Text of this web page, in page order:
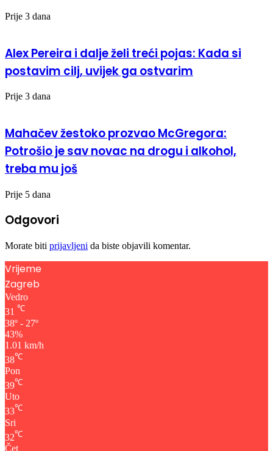
Prije 3 dana
Alex Pereira i dalje želi treći pojas: Kada si
postavim cilj, uvijek ga ostvarim
Prije 3 dana
Mahačev žestoko prozvao McGregora:
Potrošio je sav novac na drogu i alkohol,
treba mu još
Prije 5 dana
Odgovori
Morate biti prijavljeni da biste objavili komentar.
Vrijeme
Zagreb
Vedro
31 ℃
38º - 27º
43%
1.01 km/h
38℃
Pon
39℃
Uto
33℃
Sri
32℃
Čet